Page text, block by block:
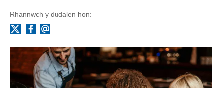
Rhannwch y dudalen hon:
Facebook
Ebost